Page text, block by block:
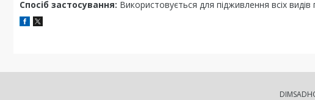
Спосіб застосування: Використовується для підживлення всіх